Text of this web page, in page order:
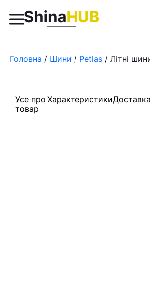
Головна / Шини / Petlas / Літні
Усе про
товар
ХарактеристикиДоставка